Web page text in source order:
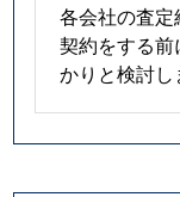
各会社の査定
契約をする
かりと検討し